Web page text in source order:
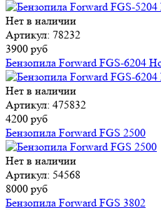
Нет в наличии
Артикул: 78232
3900 руб
Бензопила Forward FGS-6204
Нет в наличии
Артикул: 475832
4200 руб
Бензопила Forward FGS 2500
Нет в наличии
Артикул: 54568
8000 руб
Бензопила Forward FGS 3802